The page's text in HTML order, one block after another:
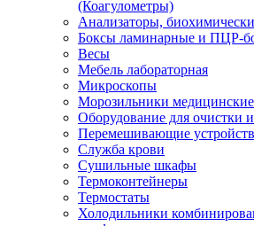
(Коагулометры)
Анализаторы,
Боксы ламинарные и ПЦР-
Весы
Мебель лабораторная
Микроскопы
Морозильники медицинские
Оборудование для очистки
Перемешивающие
Служба крови
Сушильные шкафы
Термоконтейнеры
Термостаты
Холодильники